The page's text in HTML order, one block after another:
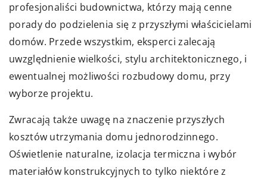
profesjonaliści budownictwa, którzy mają cenne
porady do podzielenia się z przyszłymi właścicielami
domów. Przede wszystkim, eksperci zalecają
uwzględnienie wielkości, stylu architektonicznego, i
ewentualnej możliwości rozbudowy domu, przy
wyborze projektu.
Zwracają także uwagę na znaczenie przyszłych
kosztów utrzymania domu jednorodzinnego.
Oświetlenie naturalne, izolacja termiczna i wybór
materiałów konstrukcyjnych to tylko niektóre z